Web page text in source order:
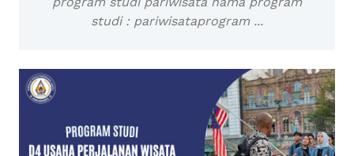
studi : pariwisataprogram ...